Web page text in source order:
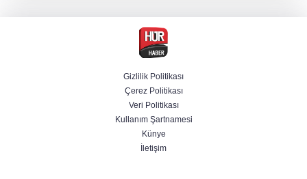
Bölgesel güvenlik için kritik adım! Mekke
Savunma Anlaşması imzalandı
Venezuela'da iktidar partisi ile muhalefet
mutabık kaldı
BM'nin teklifine Türk tarafından kabul,
Gizlilik Politikası
Çerez Politikası
Veri Politikası
Kullanım Şartnamesi
Künye
İletişim